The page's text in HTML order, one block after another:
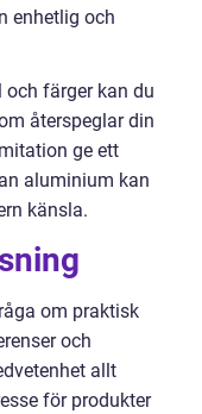
enhetlig och
färger kan du
återspeglar din
ge ett
aluminium kan
känsla.
om praktisk
och
allt
för produkter